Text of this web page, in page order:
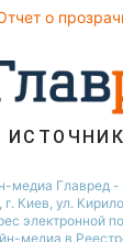
о
Главред -
Киев, ул.
электронной
медиа в